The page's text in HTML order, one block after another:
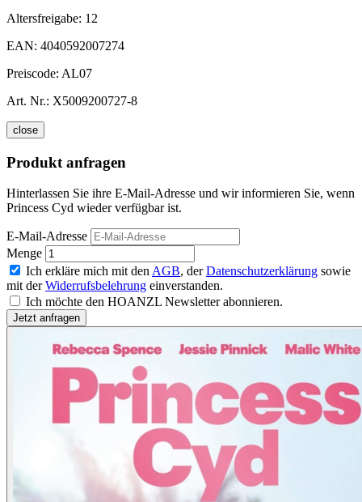
Altersfreigabe: 12
EAN: 4040592007274
Preiscode: AL07
Art. Nr.: X5009200727-8
close
Produkt anfragen
Hinterlassen Sie ihre E-Mail-Adresse und wir informieren Sie, wenn
Princess Cyd wieder verfügbar ist.
E-Mail-Adresse
Menge
Ich erkläre mich mit den AGB, derDatenschutzerklärung sowie
mit derWiderrufsbelehrung einverstanden.
Ich möchte den HOANZL Newsletter abonnieren.